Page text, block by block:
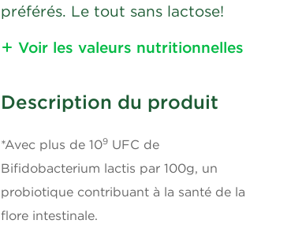
préférés. Le tout sans lactose!
Voir les valeurs nutritionnelles
Information
Calories
Gras saturés
Description du produit
*Avec plus de 109 UFC de
Bifidobacterium lactis par 100g, un
probiotique contribuant à la santé de la
flore intestinale.